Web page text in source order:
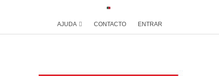
AJUDA CONTACTO ENTRAR